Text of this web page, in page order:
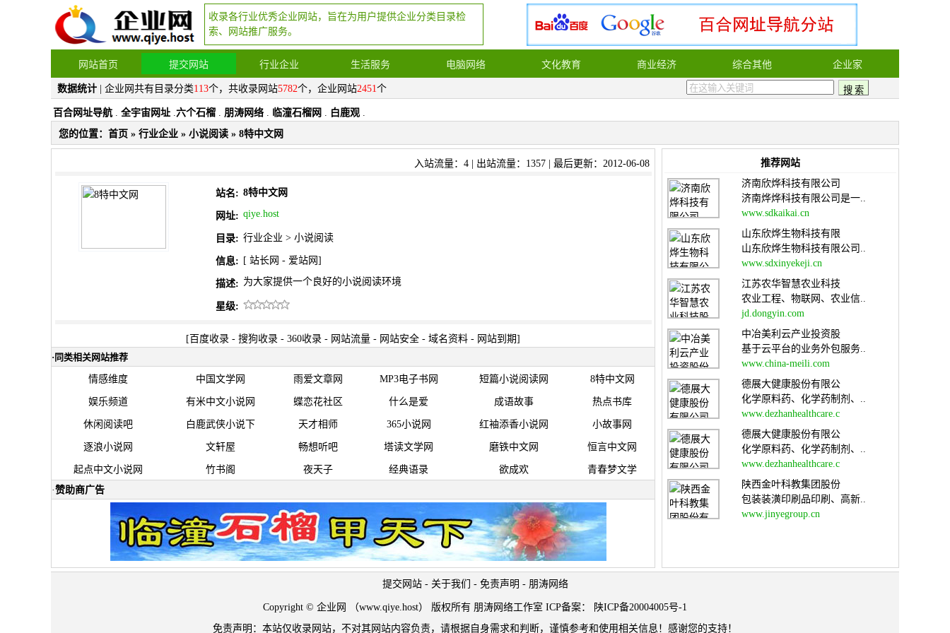
收录各行业优秀企业网站，旨在为用户提供企业分类目录检
索、网站推广服务。
网站首页 提交网站 行业企业 生活服务 电脑网络 文化教育 商业经济 综合其他 企业家
数据统计 | 企业网共有目录分类113个，共收录网站5782个，企业网站2451个
百合网址导航 . 全宇宙网址 .六个石榴 . 朋涛网络 . 临潼石榴网 . 白鹿观 .
您的位置： 首页 » 行业企业 » 小说阅读 » 8特中文网
入站流量：4 | 出站流量：1357 | 最后更新：2012-06-08
站名: 8特中文网
网址: qiye.host
目录: 行业企业 > 小说阅读
信息: [ 站长网 - 爱站网 ]
描述: 为大家提供一个良好的小说阅读环境
星级:
[ 百度收录 - 搜狗收录 - 360收录 - 网站流量 - 网站安全 - 域名资料 - 网站到期]
· 同类相关网站推荐
情感维度 中国文学网 雨爱文章网 MP3电子书网 短篇小说阅读网 8特中文网
娱乐频道 有米中文小说网 蝶恋花社区 什么是爱 成语故事 热点书库
休闲阅读吧 白鹿武侠小说下 天才相师 365小说网 红袖添香小说网 小故事网
逐浪小说网 文轩屋 畅想听吧 塔读文学网 磨铁中文网 恒言中文网
起点中文小说网 竹书阁 夜天子 经典语录 欲成欢
青春梦文学
·赞助商广告
推荐网站
济南欣烨科技有限公司
济南烨烨科技有限公司是一..
www.sdkaikai.cn
山东欣烨生物科技有限
山东欣烨生物科技有限公司..
www.sdxinyekeji.cn
江苏农华智慧农业科技
农业工程、物联网、农业信..
jd.dongyin.com
中冶美利云产业投资股
基于云平台的业务外包服务..
www.china-meili.com
德展大健康股份有限公
化学原料药、化学药制剂、..
www.dezhanhealthcare.c
德展大健康股份有限公
化学原料药、化学药制剂、..
www.dezhanhealthcare.c
陕西金叶科教集团股份
包装装潢印刷品印刷、高新..
www.jinyegroup.cn
提交网站 - 关于我们 - 免责声明 - 朋涛网络
Copyright © 企业网 （www.qiye.host） 版权所有 朋涛网络工作室 ICP备案：
陕ICP备20004005号-1
免责声明：本站仅收录网站，不对其网站内容负责，请根据自身需求和判断，谨慎参考和使用相关信息！感谢您的支持！